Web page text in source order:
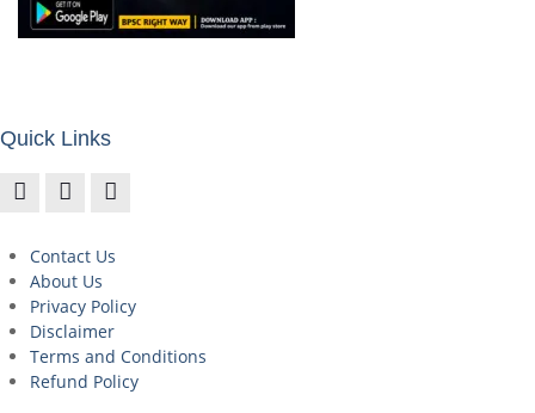
Quick Links
Contact Us
About Us
Privacy Policy
Disclaimer
Terms and Conditions
Refund Policy